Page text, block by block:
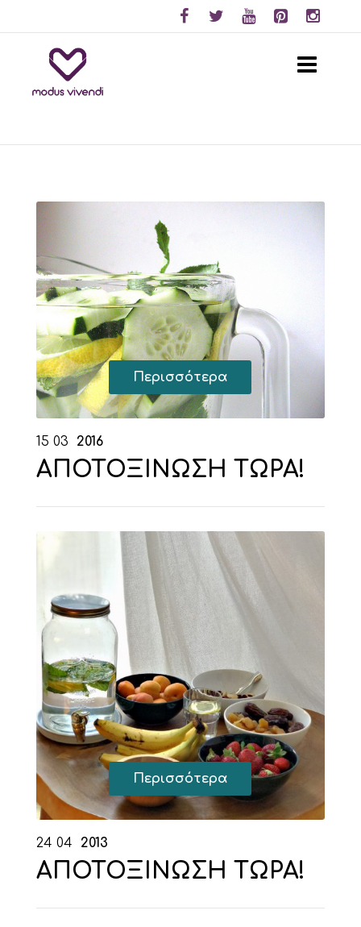
Περισσότερα
15 03 2016
ΑΠΟΤΟΞΙΝΩΣΗ ΤΩΡΑ!
Περισσότερα
24 04 2013
ΑΠΟΤΟΞΙΝΩΣΗ ΤΩΡΑ!